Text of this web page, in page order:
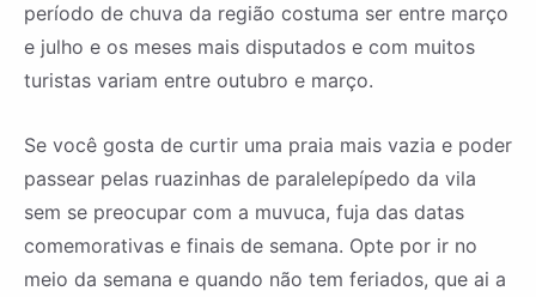
período de chuva da região costuma ser entre março
e julho e os meses mais disputados e com muitos
turistas variam entre outubro e março.
Se você gosta de curtir uma praia mais vazia e poder
passear pelas ruazinhas de paralelepípedo da vila
sem se preocupar com a muvuca, fuja das datas
comemorativas e finais de semana. Opte por ir no
meio da semana e quando não tem feriados, que ai a